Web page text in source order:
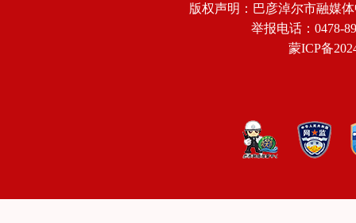
版权声明：巴彦淖尔市融媒
举报电话：0478-
蒙ICP备